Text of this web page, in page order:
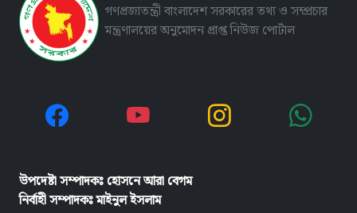
গণপ্রজাতন্ত্রী বাংলাদেশ সরকারের তথ্য ও সম্প্রচার
মন্ত্রণালয়ের অনুমোদন প্রাপ্ত নিউজ পোর্টাল
উপদেষ্টা সম্পাদকঃ হোসনে আরা বেগম
নির্বাহী সম্পাদকঃমাইনুল ইসলাম